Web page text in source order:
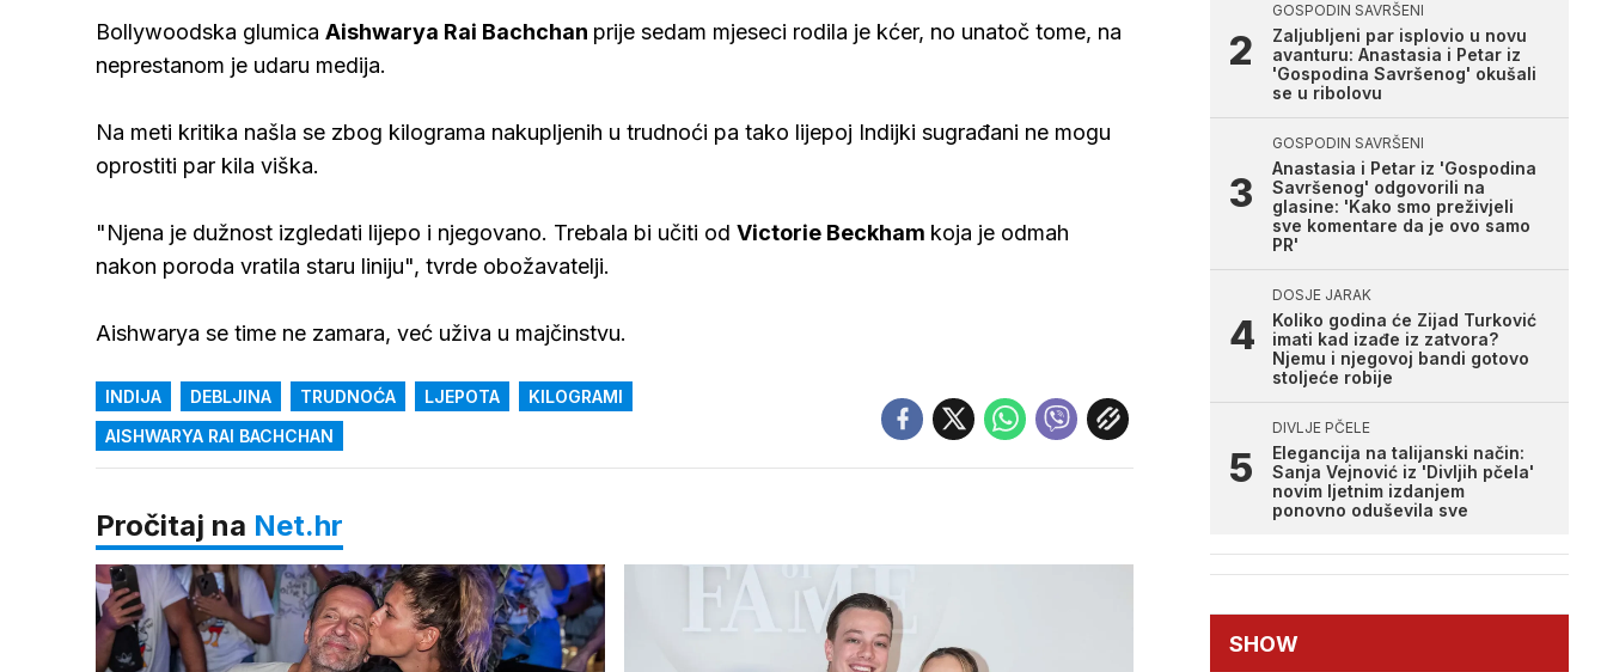
Bollywoodska glumica Aishwarya Rai Bachchan prije sedam mjeseci rodila je kćer, no unatoč tome, na
neprestanom je udaru medija.
Na meti kritika našla se zbog kilograma nakupljenih u trudnoći pa tako lijepoj Indijki sugrađani ne mogu
oprostiti par kila viška.
"Njena je dužnost izgledati lijepo i njegovano. Trebala bi učiti od Victorie Beckham koja je odmah
nakon poroda vratila staru liniju", tvrde obožavatelji.
Aishwarya se time ne zamara, već uživa u majčinstvu.
INDIJA DEBLJINA TRUDNOĆA LJEPOTA
KILOGRAMI
AISHWARYA RAI BACHCHAN
Pročitaj na Net.hr
GOSPODIN SAVRŠENI
Zaljubljeni par isplovio u novu
avanturu: Anastasia i Petar iz
'Gospodina Savršenog' okušali
se u ribolovu
GOSPODIN SAVRŠENI
Anastasia i Petar iz 'Gospodina
Savršenog' odgovorili na
glasine: 'Kako smo preživjeli
sve komentare da je ovo samo
PR'
DOSJE JARAK
Koliko godina će Zijad Turković
imati kad izađe iz zatvora?
Njemu i njegovoj bandi gotovo
stoljeće robije
DIVLJE PČELE
Elegancija na talijanski način:
Sanja Vejnović iz 'Divljih pčela'
novim ljetnim izdanjem
ponovno oduševila sve
SHOW